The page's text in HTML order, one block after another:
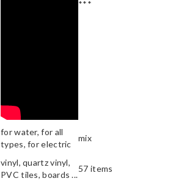
***
for water, for all
types, for electric
mix
vinyl, quartz vinyl,
PVC tiles, boards ...
57 items